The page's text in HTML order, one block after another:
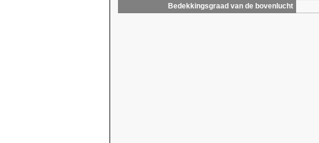
Bedekkingsgraad van de bovenlucht